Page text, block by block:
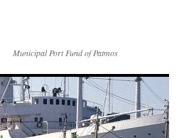
Municipal Port Fund of Patmos